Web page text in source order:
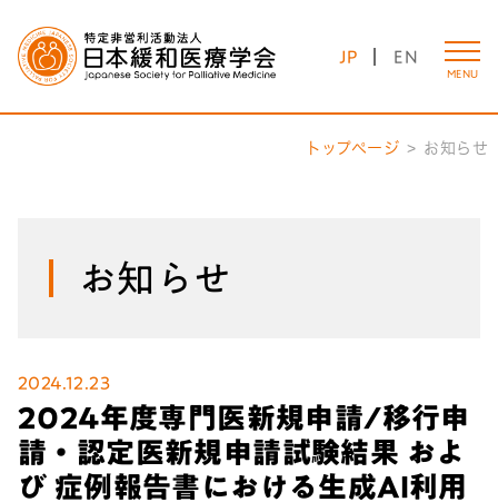
JP EN
MENU
トップページ お知らせ
お知らせ
2024.12.23
2024年度専門医新規申請/移行申
請・認定医新規申請試験結果 およ
び 症例報告書における生成AI利用